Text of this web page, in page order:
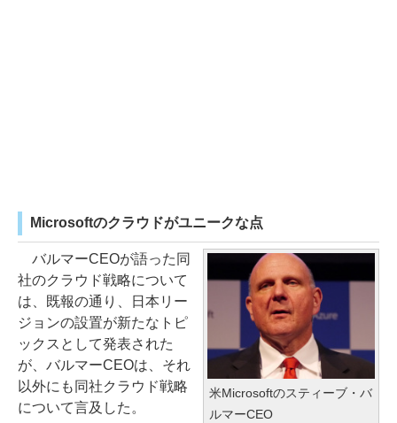
Microsoftのクラウドがユニークな点
米Microsoftのスティーブ・バ
ルマーCEO
バルマーCEOが語った同
社のクラウド戦略について
は、既報の通り、日本リー
ジョンの設置が新たなトピ
ックスとして発表された
が、バルマーCEOは、それ
以外にも同社クラウド戦略
について言及した。